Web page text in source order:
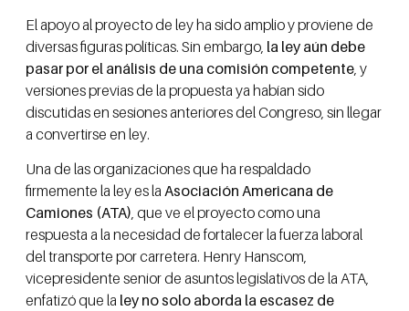
El apoyo al proyecto de ley ha sido amplio y proviene de
diversas figuras políticas. Sin embargo, la ley aún debe
pasar por el análisis de una comisión competente , y
versiones previas de la propuesta ya habían sido
discutidas en sesiones anteriores del Congreso, sin llegar
a convertirse en ley.
Una de las organizaciones que ha respaldado
firmemente la ley es la Asociación Americana de
Camiones (ATA), que ve el proyecto como una
respuesta a la necesidad de fortalecer la fuerza laboral
del transporte por carretera. Henry Hanscom,
vicepresidente senior de asuntos legislativos de la ATA,
enfatizó que la ley no solo aborda la escasez de